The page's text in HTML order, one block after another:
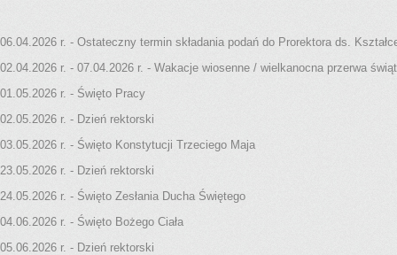
06.04.2026 r. - Ostateczny termin składania podań do Prorektora ds.
02.04.2026 r. - 07.04.2026 r. - Wakacje wiosenne / wielkanocna przerwa
01.05.2026 r. - Święto Pracy
02.05.2026 r. - Dzień rektorski
03.05.2026 r. - Święto Konstytucji Trzeciego Maja
23.05.2026 r. - Dzień rektorski
24.05.2026 r. - Święto Zesłania Ducha Świętego
04.06.2026 r. - Święto Bożego Ciała
05.06.2026 r. - Dzień rektorski